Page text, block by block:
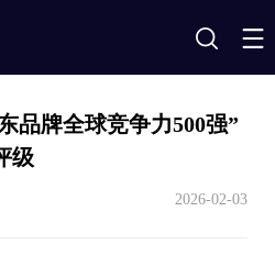
搜
品牌全球竞争力500强”
级
2026-02-03